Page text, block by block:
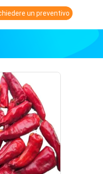
un preventivo